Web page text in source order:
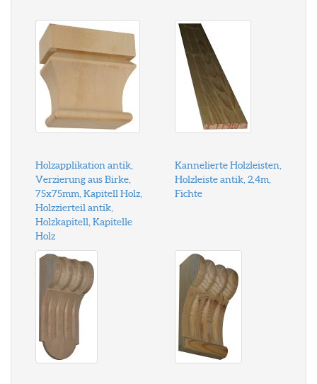
Holzapplikation antik,
Verzierung aus Birke,
75x75mm, Kapitell Holz,
Holzzierteil antik,
Holzkapitell, Kapitelle
Holz
Kannelierte Holzleisten,
Holzleiste antik, 2,4m,
Fichte